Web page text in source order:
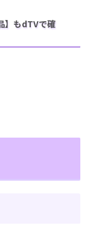
】もdTVで確